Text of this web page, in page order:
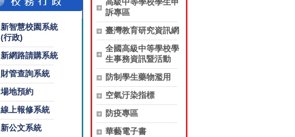
新智慧校園系統
(行政)
新網路請購系統
財管查詢系統
場地預約
線上報修系統
新公文系統
訴專區
臺灣教育研究資訊網
全國高級中等學校學
生事務資訊暨活動
防制學生藥物濫用
空氣汙染指標
防疫專區
華藝電子書